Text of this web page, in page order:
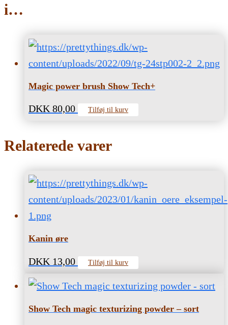
i…
Magic power brush Show Tech+
DKK80,00 Tilføj til kurv
Relaterede varer
Kanin øre
DKK 13,00 Tilføj til kurv
Show Tech magic texturizing powder – sort